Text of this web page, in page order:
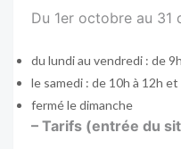
Du 1er octobre au 31
du lundi au vendredi : de
le samedi : de 10h à 12h
fermé le dimanche
– Tarifs (entrée du